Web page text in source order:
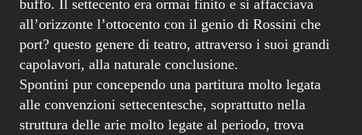
buffo. Il settecento era ormai finito e si affacciava
all’orizzonte l’ottocento con il genio di Rossini che
port? questo genere di teatro, attraverso i suoi grandi
capolavori, alla naturale conclusione.
Spontini pur concependo una partitura molto legata
alle convenzioni settecentesche, soprattutto nella
struttura delle arie molto legate al periodo, trova